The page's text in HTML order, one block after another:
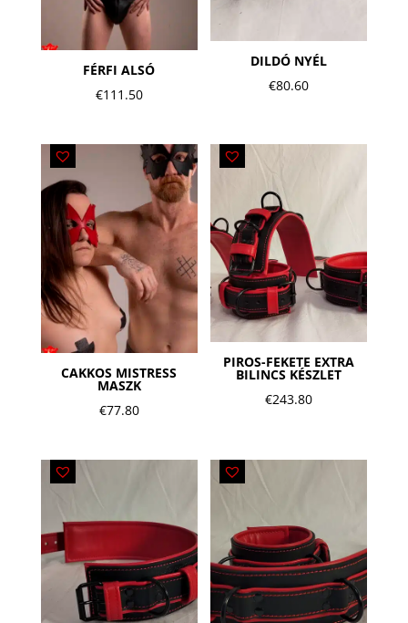
FÉRFI ALSÓ
€111.50
DILDÓ NYÉL
€80.60
CAKKOS MISTRESS
MASZK
€77.80
PIROS-FEKETE EXTRA
BILINCS KÉSZLET
€243.80